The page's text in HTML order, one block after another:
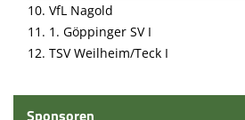
10. VfL Nagold
11. 1. Göppinger SV I
12. TSV Weilheim/Teck I
Sponsoren